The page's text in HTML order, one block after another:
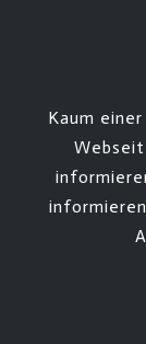
Kaum